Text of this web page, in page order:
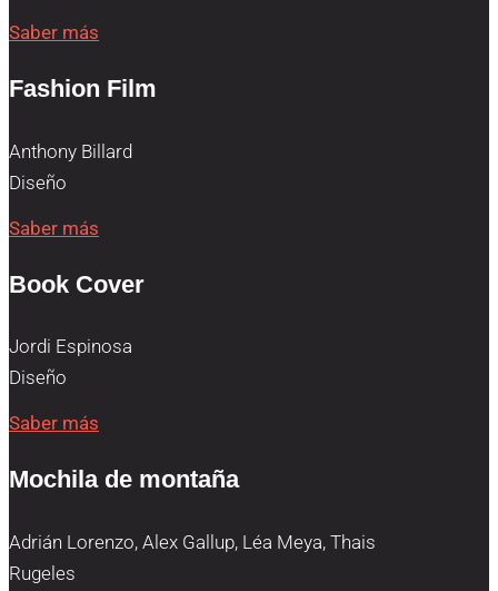
Saber más
Fashion Film
Anthony Billard
Diseño
Saber más
Book Cover
Jordi Espinosa
Diseño
Saber más
Mochila de montaña
Adrián Lorenzo, Alex Gallup, Léa Meya, Thais
Rugeles